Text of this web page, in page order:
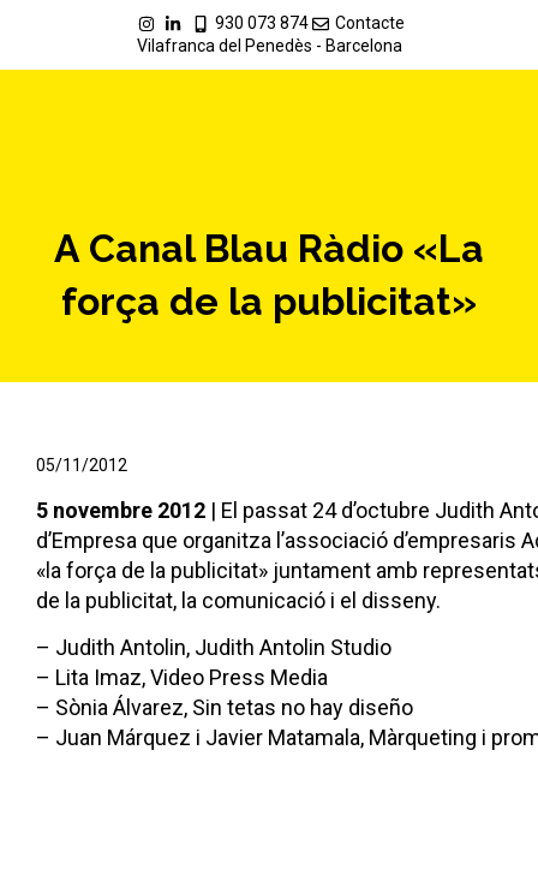
930 073 874
Contacte
Vilafranca del Penedès - Barcelona
A Canal Blau Ràdio «La
força de la publicitat»
05/11/2012
5 novembre 2012 | El passat 24 d’octubre Judith
d’Empresa que organitza l’associació d’empresaris
«la força de la publicitat» juntament amb
de la publicitat, la comunicació i el disseny.
– Judith Antolin, Judith Antolin Studio
– Lita Imaz, Video Press Media
– Sònia Álvarez, Sin tetas no hay diseño
– Juan Márquez i Javier Matamala, Màrqueting i